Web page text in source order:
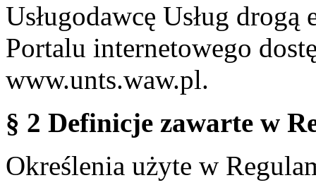
Usługodawcę Usług
Portalu internetowego
www.unts.waw.pl.
§ 2 Definicje zawarte w
Określenia użyte w